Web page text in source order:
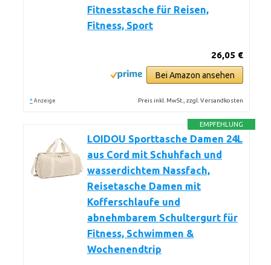
Fitnesstasche für Reisen,
Fitness, Sport
26,05 €
Bei Amazon ansehen
* Anzeige Preis inkl. MwSt., zzgl. Versandkosten
EMPFEHLUNG
LOIDOU Sporttasche Damen 24L
aus Cord mit Schuhfach und
wasserdichtem Nassfach,
Reisetasche Damen mit
Kofferschlaufe und
abnehmbarem Schultergurt für
Fitness, Schwimmen &
Wochenendtrip